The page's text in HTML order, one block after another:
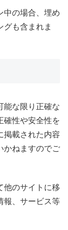
中の場合、埋め
グも含まれま
能な限り正確な
確性や安全性を
掲載された内容
かねますのでご
他のサイトに移
報、サービス等